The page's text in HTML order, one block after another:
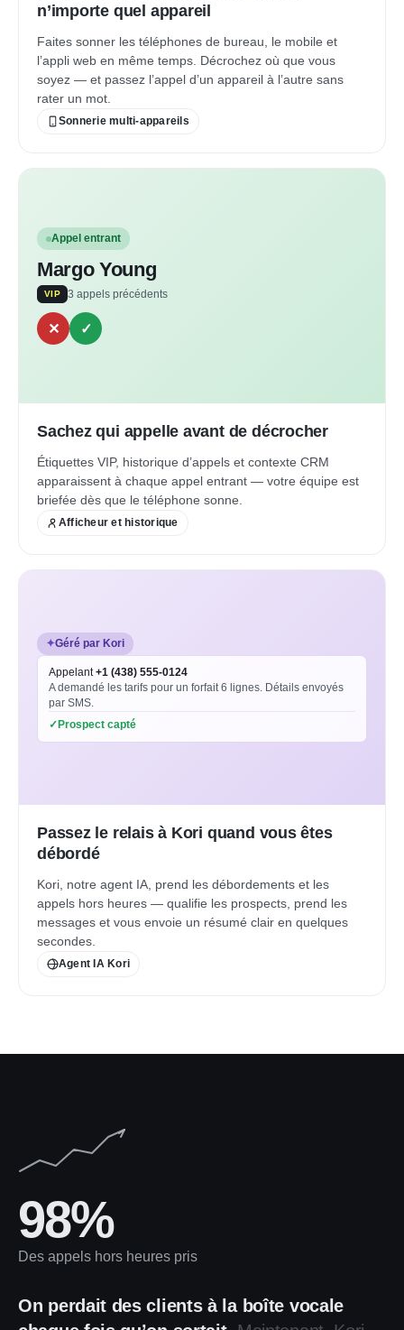
n’importe quel appareil
Faites sonner les téléphones de bureau, le mobile et
l’appli web en même temps. Décrochez où que vous
soyez — et passez l’appel d’un appareil à l’autre sans
rater un mot.
Sonnerie multi-appareils
Appel entrant
Margo Young
VIP 3 appels précédents
✕ ✓
Sachez qui appelle avant de décrocher
Étiquettes VIP, historique d’appels et contexte CRM
apparaissent à chaque appel entrant — votre équipe est
briefée dès que le téléphone sonne.
Afficheur et historique
✦Géré par Kori
Appelant+1 (438) 555-0124
A demandé les tarifs pour un forfait 6 lignes. Détails envoyés
par SMS.
✓ Prospect capté
Passez le relais à Kori quand vous êtes
débordé
Kori, notre agent IA, prend les débordements et les
appels hors heures — qualifie les prospects, prend les
messages et vous envoie un résumé clair en quelques
secondes.
Agent IA Kori
98%
Des appels hors heures pris
On perdait des clients à la boîte vocale